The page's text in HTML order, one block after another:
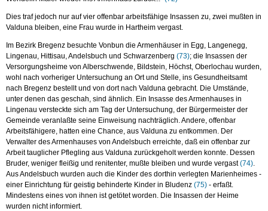
Dies traf jedoch nur auf vier offenbar arbeitsfähige Insassen zu, zwei mußten in
Valduna bleiben, eine Frau wurde in Hartheim vergast.
Im Bezirk Bregenz besuchte Vonbun die Armenhäuser in Egg, Langenegg,
Lingenau, Hittisau, Andelsbuch und Schwarzenberg (73); die Insassen der
Versorgungsheime von Alberschwende, Bildstein, Höchst, Oberlochau wurden,
wohl nach vorheriger Untersuchung an Ort und Stelle, ins Gesundheitsamt
nach Bregenz bestellt und von dort nach Valduna gebracht. Die Umstände,
unter denen das geschah, sind ähnlich. Ein Insasse des Armenhauses in
Lingenau versteckte sich am Tag der Untersuchung, der Bürgermeister der
Gemeinde veranlaßte seine Einweisung nachträglich. Andere, offenbar
Arbeitsfähigere, hatten eine Chance, aus Valduna zu entkommen. Der
Verwalter des Armenhauses von Andelsbuch erreichte, daß ein offenbar zur
Arbeit tauglicher Pflegling aus Valduna zurückgeholt werden konnte. Dessen
Bruder, weniger fleißig und renitenter, mußte bleiben und wurde vergast(74).
Aus Andelsbuch wurden auch die Kinder des dorthin verlegten Marienheimes -
einer Einrichtung für geistig behinderte Kinder in Bludenz (75)- erfaßt.
Mindestens eines von ihnen ist getötet worden. Die Insassen der Heime
wurden nicht informiert.